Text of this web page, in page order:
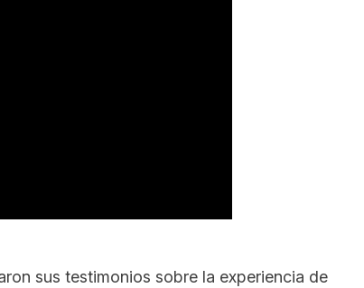
sus testimonios sobre la experiencia de